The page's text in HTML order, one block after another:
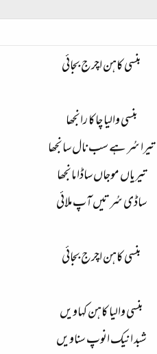
بنسی کاہن اچرج بجائی
بنسی والیا چاکا رانجھا
تیرا سُر ہے سب نال سانجھا
تیریاں موجاں ساڈا مانجھا
ساڈی سُر تیں آپ ملائی
بنسی کاہن اچرج بجائی
بنسی والیا کاہن کہاویں
شبد انیک انوپ سناویں